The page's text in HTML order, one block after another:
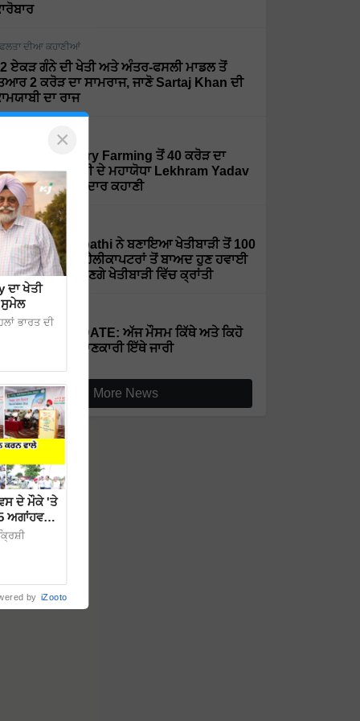
ਦੀਆ ਕਹਾਣੀਆਂ
ਏਕੜ ਗੰਨੇ ਦੀ ਖੇਤੀ ਅਤੇ ਅੰਤਰ-ਫਸਲੀ ਮਾਡਲ ਤੋਂ
2 ਕਰੋੜ ਦਾ ਸਾਮਰਾਜ, ਜਾਣੋ Sartaj Khan ਦੀ
ਦਾ ਰਾਜ
ਦੀਆ ਕਹਾਣੀਆਂ
Organic ਅਤੇ Dairy Farming ਤੋਂ 40 ਕਰੋੜ ਦਾ
ਦੇਖੋ ਮਿੱਟੀ ਦੇ ਮਹਾਯੋਧਾ Lekhram Yadav
ਸਫਲਤਾ ਦੀ ਸ਼ਾਨਦਾਰ ਕਹਾਣੀ
ਦੀਆ ਕਹਾਣੀਆਂ
Rajaram Tripathi ਨੇ ਬਣਾਇਆ ਖੇਤੀਬਾੜੀ ਤੋਂ 100
ਦਾ ਕਾਰੋਬਾਰ, ਹੈਲੀਕਾਪਟਰਾਂ ਤੋਂ ਬਾਅਦ ਹੁਣ ਹਵਾਈ
ਨਾਲ ਲਿਆਉਣਗੇ ਖੇਤੀਬਾੜੀ ਵਿੱਚ ਕ੍ਰਾਂਤੀ
WEATHER UPDATE: ਅੱਜ ਮੌਸਮ ਕਿੱਥੇ ਅਤੇ ਕਿਹੋ
ਜਿਹਾ ਰਹੇਗਾ, ਪੂਰੀ ਜਾਣਕਾਰੀ ਇੱਥੇ ਜਾਰੀ
More News
×
ਦਾ ਖੇਤੀ
ਸੁਮੇਲ
ਭਾਰਤ ਦੀ
ਦੇ ਮੌਕੇ 'ਤੇ
ਅਗਾਂਹਵਧੂ
by iZooto